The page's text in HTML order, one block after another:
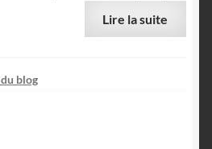
Lire la suite
blog